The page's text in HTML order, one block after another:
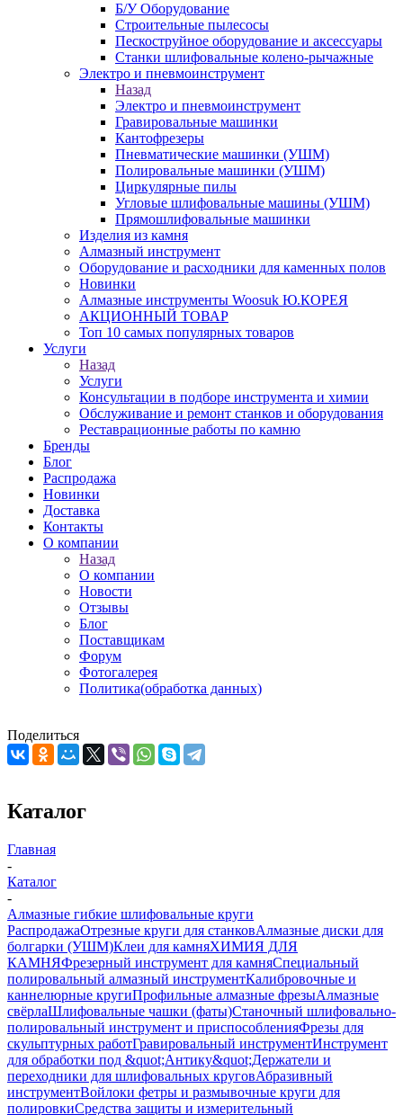
Б/У Оборудование
Строительные пылесосы
Пескоструйное оборудование и аксессуары
Станки шлифовальные колено-рычажные
Электро и пневмоинструмент
Назад
Электро и пневмоинструмент
Гравировальные машинки
Кантофрезеры
Пневматические машинки (УШМ)
Полировальные машинки (УШМ)
Циркулярные пилы
Угловые шлифовальные машины (УШМ)
Прямошлифовальные машинки
Изделия из камня
Алмазный инструмент
Оборудование и расходники для каменных полов
Новинки
Алмазные инструменты Woosuk Ю.КОРЕЯ
АКЦИОННЫЙ ТОВАР
Топ 10 самых популярных товаров
Услуги
Назад
Услуги
Консультации в подборе инструмента и химии
Обслуживание и ремонт станков и оборудования
Реставрационные работы по камню
Бренды
Блог
Распродажа
Новинки
Доставка
Контакты
О компании
Назад
О компании
Новости
Отзывы
Блог
Поставщикам
Форум
Фотогалерея
Политика(обработка данных)
Поделиться
Каталог
Главная
-
Каталог
-
Алмазные гибкие шлифовальные круги
РаспродажаОтрезные круги для станковАлмазные диски для
болгарки (УШМ)Клеи для камняХИМИЯ ДЛЯ
КАМНЯФрезерный инструмент для камняСпециальный
полировальный алмазный инструментКалибровочные и
каннелюрные кругиПрофильные алмазные фрезыАлмазные
свёрлаШлифовальные чашки (фаты)Станочный шлифовально-
полировальный инструмент и приспособленияФрезы для
скульптурных работГравировальный инструментИнструмент
для обработки под &quot;Антику&quot;Держатели и
переходники для шлифовальных круговАбразивный
инструментВойлоки фетры и размывочные круги для
полировкиСредства защиты и измерительный